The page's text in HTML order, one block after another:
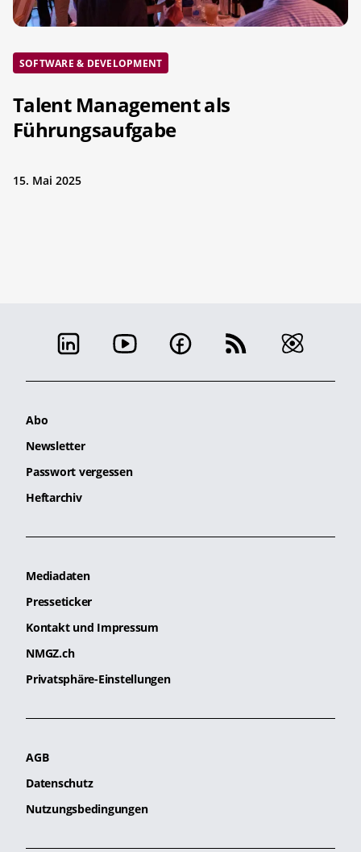
SOFTWARE & DEVELOPMENT
Talent Management als
Führungsaufgabe
15. Mai 2025
Abo
Newsletter
Passwort vergessen
Heftarchiv
Mediadaten
Presseticker
Kontakt und Impressum
NMGZ.ch
Privatsphäre-Einstellungen
AGB
Datenschutz
Nutzungsbedingungen